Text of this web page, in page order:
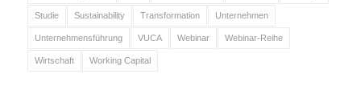
Studie Sustainability Transformation Unternehmen
Unternehmensführung VUCA Webinar Webinar-Reihe
Wirtschaft Working Capital